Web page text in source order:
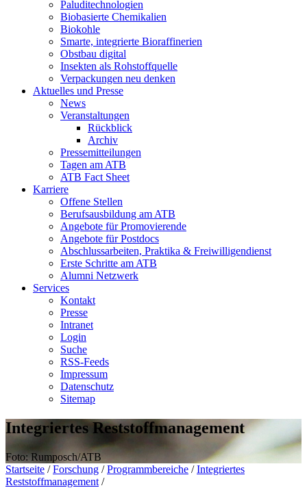
Paluditechnologien
Biobasierte Chemikalien
Biokohle
Smarte, integrierte Bioraffinerien
Obstbau digital
Insekten als Rohstoffquelle
Verpackungen neu denken
Aktuelles und Presse
News
Veranstaltungen
Rückblick
Archiv
Pressemitteilungen
Tagen am ATB
ATB Fact Sheet
Karriere
Offene Stellen
Berufsausbildung am ATB
Angebote für Promovierende
Angebote für Postdocs
Abschlussarbeiten, Praktika & Freiwilligendienst
Erste Schritte am ATB
Alumni Netzwerk
Services
Kontakt
Presse
Intranet
Login
Suche
RSS-Feeds
Impressum
Datenschutz
Sitemap
Integriertes Reststoffmanagement
Foto: Rumposch/ATB
Startseite / Forschung / Programmbereiche / Integriertes
Reststoffmanagement /